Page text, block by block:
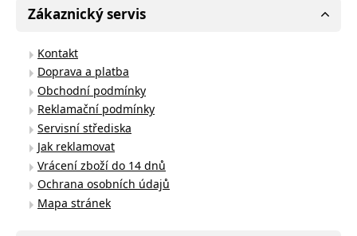
Zákaznický servis
Kontakt
Doprava a platba
Obchodní podmínky
Reklamační podmínky
Servisní střediska
Jak reklamovat
Vrácení zboží do 14 dnů
Ochrana osobních údajů
Mapa stránek